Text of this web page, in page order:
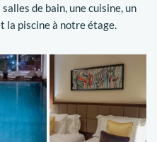
de bain, une cuisine, un
la piscine à notre étage.